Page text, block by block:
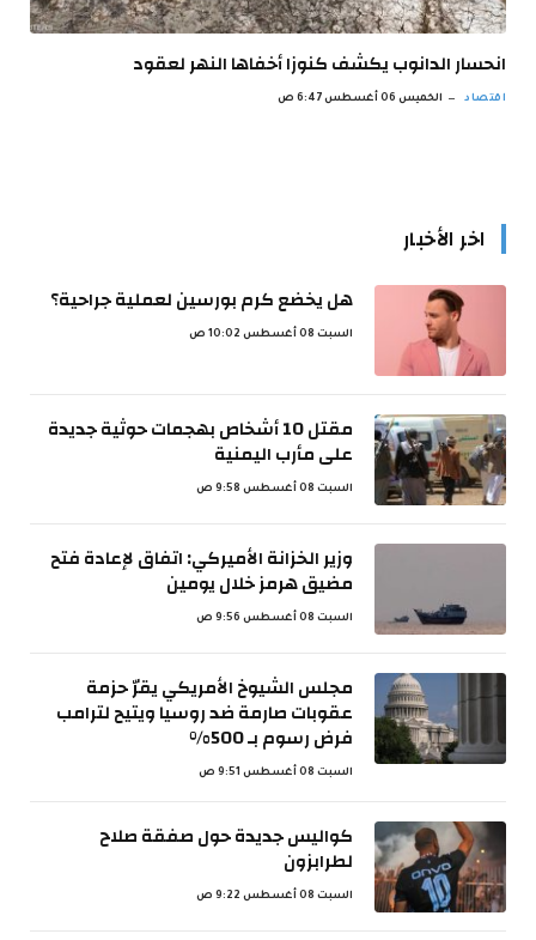
انحسار الدانوب يكشف كنوزا أخفاها النهر لعقود
اقتصاد الخميس 06 أغسطس 6:47 ص
اخر الأخبار
هل يخضع كرم بورسين لعملية جراحية؟
السبت 08 أغسطس 10:02 ص
مقتل 10 أشخاص بهجمات حوثية جديدة
على مأرب اليمنية
السبت 08 أغسطس 9:58 ص
وزير الخزانة الأميركي: اتفاق لإعادة فتح
مضيق هرمز خلال يومين
السبت 08 أغسطس 9:56 ص
مجلس الشيوخ الأمريكي يقرّ حزمة
عقوبات صارمة ضد روسيا ويتيح لترامب
فرض رسوم بـ 500%
السبت 08 أغسطس 9:51 ص
كواليس جديدة حول صفقة صلاح
لطرابزون
السبت 08 أغسطس 9:22 ص